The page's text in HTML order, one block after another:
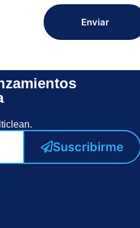
Enviar
Suscribirme